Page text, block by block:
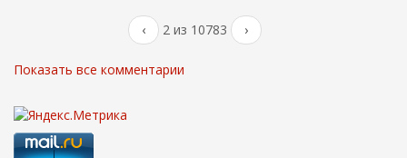
‹ 2 из 10783 ›
Показать все комментарии